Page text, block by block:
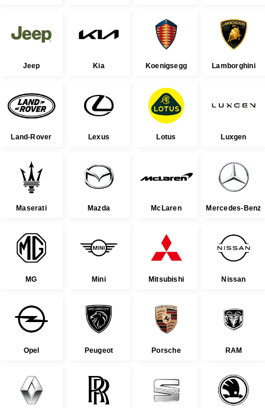
Jeep Kia Koenigsegg Lamborghini
Land-Rover Lexus Lotus Luxgen
Maserati Mazda McLaren Mercedes-Benz
MG Mini Mitsubishi Nissan
Opel Peugeot Porsche RAM